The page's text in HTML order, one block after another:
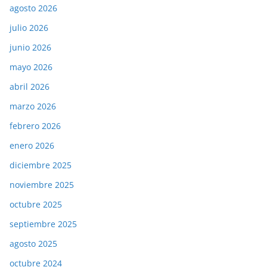
agosto 2026
julio 2026
junio 2026
mayo 2026
abril 2026
marzo 2026
febrero 2026
enero 2026
diciembre 2025
noviembre 2025
octubre 2025
septiembre 2025
agosto 2025
octubre 2024